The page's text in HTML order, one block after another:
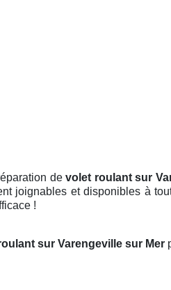
devolet roulant sur
joignables et disponibles à
!
sur Varengeville sur Mer